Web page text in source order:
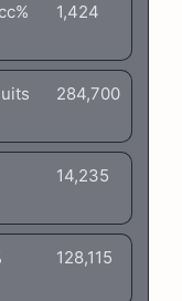
1,424
284,700
14,235
128,115